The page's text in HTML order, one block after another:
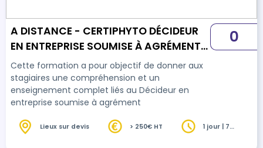
A DISTANCE - CERTIPHYTO DÉCIDEUR
EN ENTREPRISE SOUMISE À AGRÉMENT
(DESA) FORMATION RENOUVELLEMENT
Cette formation a pour objectif de donner aux
stagiaires une compréhension et un
enseignement complet liés au Décideur en
entreprise soumise à agrément
0
Lieux sur devis > 250€ HT
1 jour | 7